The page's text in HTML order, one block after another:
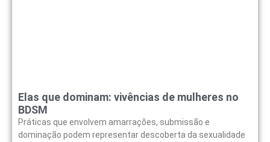
Elas que dominam: vivências de mulheres no
BDSM
Práticas que envolvem amarrações, submissão e
dominação podem representar descoberta da sexualidade